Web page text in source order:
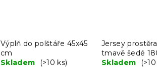
Výplň do polštáře 45x45
cm
Skladem
(>10 ks)
Jersey
tmavě šedé
cm
Skladem